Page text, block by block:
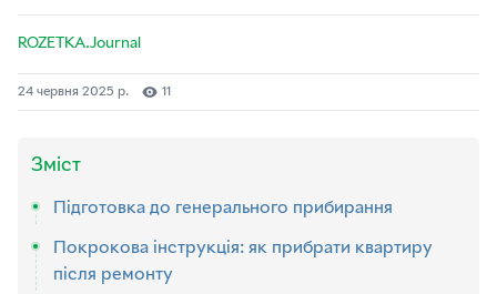
ROZETKA.Journal
24 червня 2025 р. 11
Зміст
Підготовка до генерального прибирання
Покрокова інструкція: як прибрати квартиру
після ремонту